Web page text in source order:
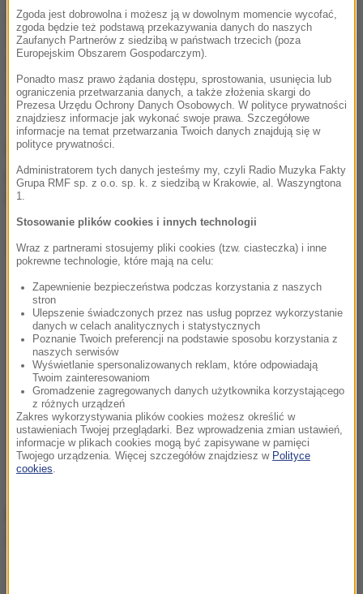
generalnej mistrzostw. Można tez powiedzieć, że
deszczowa pogoda nam jednak sprzyjała bo de facto
nie odkurzyliśmy trasy, a z przejazdu na przejazd
robiły się coraz cięższe, momentami przeprawowe
warunki- mówił na mecie Wróblewski.
Po drugiej rundzie RSMP Kacper i Kuba nadal
prowadzą w klasyfikacji generalnej mistrzostw
Polski.
Dalsza część artykułu pod materiałem video:
Zgoda jest dobrowolna i możesz ją w dowolnym momencie wycofać,
zgoda będzie też podstawą przekazywania danych do naszych
Zaufanych Partnerów z siedzibą w państwach trzecich (poza
Europejskim Obszarem Gospodarczym).
Ponadto masz prawo żądania dostępu, sprostowania, usunięcia lub
ograniczenia przetwarzania danych, a także złożenia skargi do
Prezesa Urzędu Ochrony Danych Osobowych. W polityce prywatności
znajdziesz informacje jak wykonać swoje prawa. Szczegółowe
informacje na temat przetwarzania Twoich danych znajdują się w
polityce prywatności.
Administratorem tych danych jesteśmy my, czyli Radio Muzyka Fakty
Grupa RMF sp. z o.o. sp. k. z siedzibą w Krakowie, al. Waszyngtona
1.
Stosowanie plików cookies i innych technologii
Wraz z partnerami stosujemy pliki cookies (tzw. ciasteczka) i inne
pokrewne technologie, które mają na celu:
Zapewnienie bezpieczeństwa podczas korzystania z naszych
stron
Ulepszenie świadczonych przez nas usług poprzez wykorzystanie
danych w celach analitycznych i statystycznych
Poznanie Twoich preferencji na podstawie sposobu korzystania z
naszych serwisów
Wyświetlanie spersonalizowanych reklam, które odpowiadają
Twoim zainteresowaniom
Gromadzenie zagregowanych danych użytkownika korzystającego
z różnych urządzeń
Zakres wykorzystywania plików cookies możesz określić w
ustawieniach Twojej przeglądarki. Bez wprowadzenia zmian ustawień,
informacje w plikach cookies mogą być zapisywane w pamięci
Twojego urządzenia. Więcej szczegółów znajdziesz w Polityce
cookies